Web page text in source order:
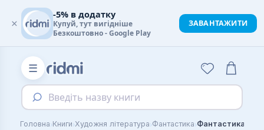
☰
Введіть назву книги
Головна›Книги›Художня література›Фантастика›Фантастика -
×
-5% в додатку
Купуй, тут вигідніше
Безкоштовно - Google Play
ЗАВАНТАЖИТИ